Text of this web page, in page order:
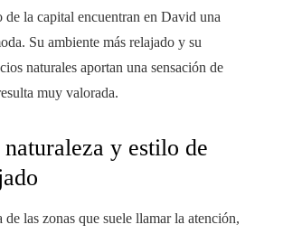
la capital encuentran en David una
Su ambiente más relajado y su
naturales aportan una sensación de
muy valorada.
y estilo de
de las zonas que suele llamar la atención,